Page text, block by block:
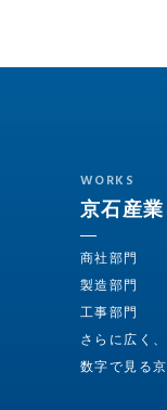
WORKS
京石産
商社部門
製造部門
工事部門
さらに広く、
数字で見る